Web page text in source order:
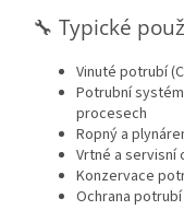
🔧 Typické
Vinuté potrubí
Potrubní
procesech
Ropný a
Vrtné a servisní
Konzervace
Ochrana